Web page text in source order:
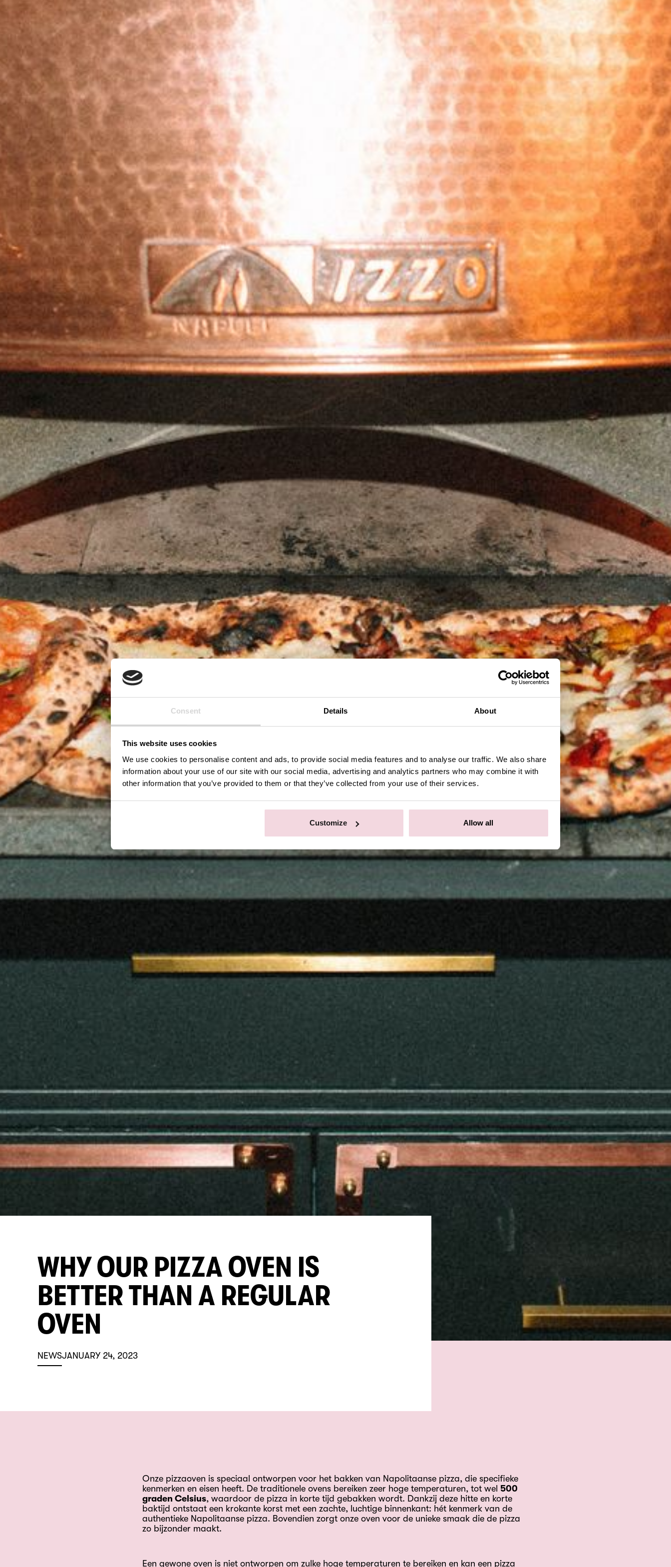
Consent Details About
This website uses cookies
We use cookies to personalise content and ads, to provide social media features and to analyse our traffic. We also share
information about your use of our site with our social media, advertising and analytics partners who may combine it with
other information that you’ve provided to them or that they’ve collected from your use of their services.
Customize Allow all
WHY OUR PIZZA OVEN IS
BETTER THAN A REGULAR
OVEN
NEWSJANUARY 24, 2023
Onze pizzaoven is speciaal ontworpen voor het bakken van Napolitaanse pizza, die specifieke
kenmerken en eisen heeft. De traditionele ovens bereiken zeer hoge temperaturen, tot wel 500
graden Celsius, waardoor de pizza in korte tijd gebakken wordt. Dankzij deze hitte en korte
baktijd ontstaat een krokante korst met een zachte, luchtige binnenkant: hét kenmerk van de
authentieke Napolitaanse pizza. Bovendien zorgt onze oven voor de unieke smaak die de pizza
zo bijzonder maakt.
Een gewone oven is niet ontworpen om zulke hoge temperaturen te bereiken en kan een pizza